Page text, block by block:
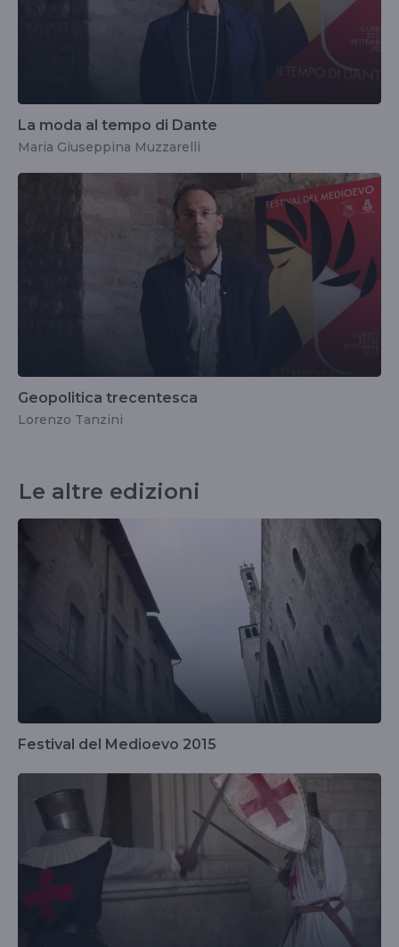
La moda al tempo di Dante
Maria Giuseppina Muzzarelli
Geopolitica trecentesca
Lorenzo Tanzini
Le altre edizioni
Festival del Medioevo 2015